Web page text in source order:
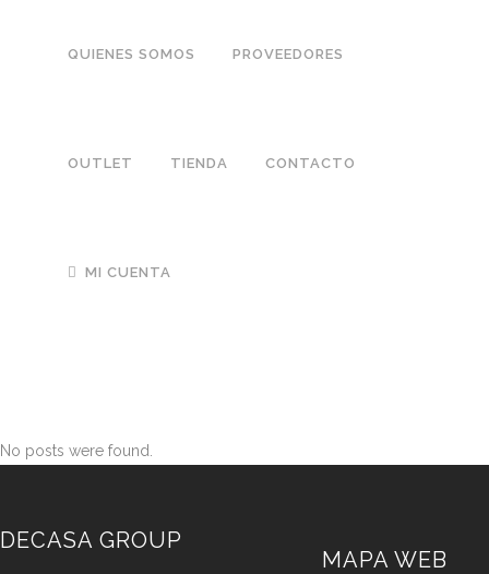
QUIENES SOMOS PROVEEDORES
OUTLET TIENDA CONTACTO
MI CUENTA
No posts were found.
DECASA GROUP
MAPA WEB